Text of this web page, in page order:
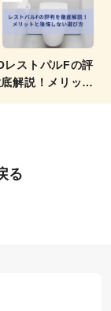
る
レストパルFの評
解説！メリット